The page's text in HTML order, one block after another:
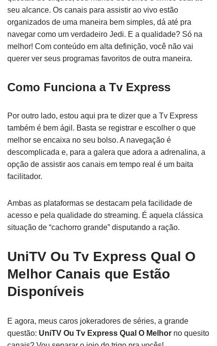
seu alcance. Os canais para assistir ao vivo estão
organizados de uma maneira bem simples, dá até pra
navegar como um verdadeiro Jedi. E a qualidade? Só na
melhor! Com conteúdo em alta definição, você não vai
querer ver seus programas favoritos de outra maneira.
Como Funciona a Tv Express
Por outro lado, estou aqui pra te dizer que a Tv Express
também é bem ágil. Basta se registrar e escolher o que
melhor se encaixa no seu bolso. A navegação é
descomplicada e, para a galera que adora a adrenalina, a
opção de assistir aos canais em tempo real é um baita
facilitador.
Ambas as plataformas se destacam pela facilidade de
acesso e pela qualidade do streaming. É aquela clássica
situação de “cachorro grande” disputando a ração.
UniTV Ou Tv Express Qual O
Melhor Canais que Estão
Disponíveis
E agora, meus caros jokeradores de séries, a grande
questão: UniTV Ou Tv Express Qual O Melhor no quesito